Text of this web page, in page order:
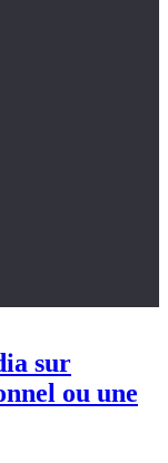
sur
ou une